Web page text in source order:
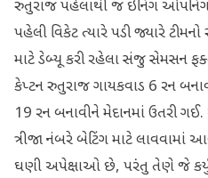
રુતુરાજ પહેલાથી જ ઇનિંગ ઓપનિંગ
પહેલી વિકેટ ત્યારે પડી જ્યારે
માટે ડેબ્યૂ કરી રહેલા સંજુ સેમસન
કેપ્ટન રુતુરાજ ગાયકવાડ 6 રન
19 રન બનાવીને મેદાનમાં ઉતરી
ત્રીજા નંબરે બેટિંગ માટે લાવવામાં
ઘણી અપેક્ષાઓ છે, પરંતુ તેણે જે